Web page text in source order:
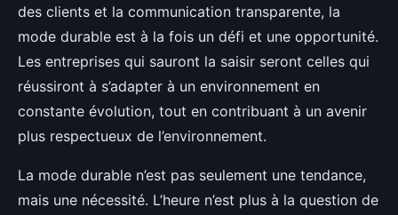
des clients et la communication transparente, la
mode durable est à la fois un défi et une opportunité.
Les entreprises qui sauront la saisir seront celles qui
réussiront à s’adapter à un environnement en
constante évolution, tout en contribuant à un avenir
plus respectueux de l’environnement.
La mode durable n’est pas seulement une tendance,
mais une nécessité. L’heure n’est plus à la question de